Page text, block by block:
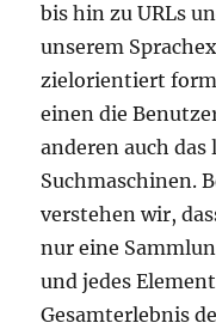
bis hin zu URLs
unserem
zielorientiert
einen die
anderen auch
Suchmaschinen.
verstehen wir,
nur eine
und jedes
Gesamterlebnis